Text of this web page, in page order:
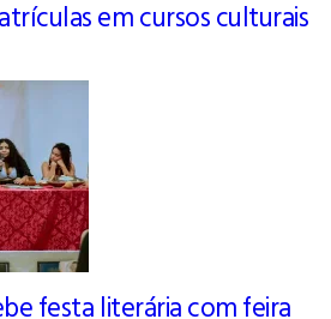
em cursos culturais
festa literária com feira